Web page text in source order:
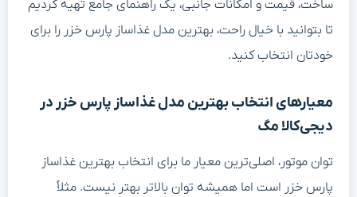
ساخت، قیمت و امکانات جانبی، یک راهنمای جامع تهیه کردیم
تا بتوانید با خیال راحت، بهترین مدل غذاساز پارس خزر را برای
خودتان انتخاب کنید.
معیارهای انتخاب بهترین مدل غذاساز پارس خزر در
دیجی‌کالا مگ
توان موتور، اصلی‌ترین معیار ما برای انتخاب بهترین غذاساز
پارس خزر است اما همیشه توان بالاتر بهتر نیست. مثلاً